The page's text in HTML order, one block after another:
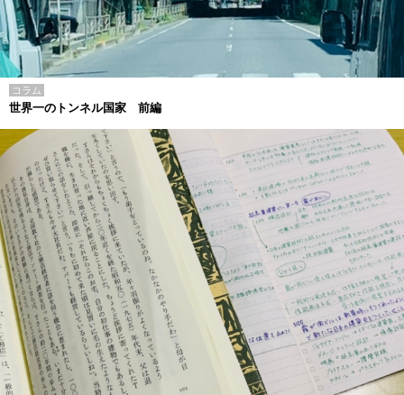
コラム
世界一のトンネル国家 前編